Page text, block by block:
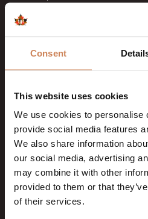
Consent
This website uses cookies
We use cookies to personalise
provide social media features
We also share information
our social media, advertising
may combine it with other
provided to them or that
of their services.
🎯 Extra’s die jouw
beleving. Denk aan:
Teambuildingactiviteiten
Inspiratiesessies met
Online inchecken voor
Persoonlijke
eventspecialist Romy
Op maat gemaakte
seizoen
🤝 Tot slot: service met
Ons team zorgt ervoor dat jij